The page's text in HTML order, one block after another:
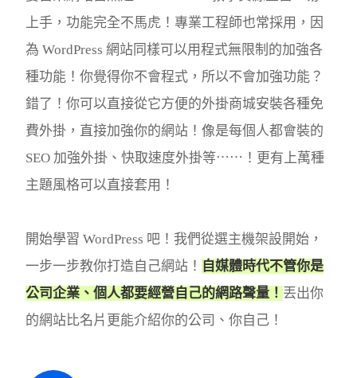
上手，功能完全不馬虎！專業工程師也常採用，因
為 WordPress 網站同樣可以用程式無限制的加強各
種功能！你覺得你不會程式，所以不會加強功能？
錯了！你可以直接從它方便的外掛商城安裝各種免
費外掛，直接加強你的網站！像是每個人都會裝的
SEO 加強外掛、快取速度外掛等⋯⋯！更有上萬種
主題風格可以直接套用！
開始學習 WordPress 吧！我們從選主機架設開始，
一步一步教你打造自己網站！ 自媒體時代不管你是
公司企業、個人都要經營自己的網路聲量！ 丟出你
的網站比名片更能介紹你的公司、你自己！